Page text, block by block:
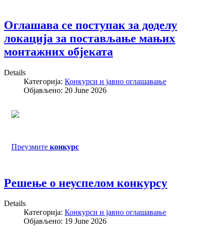
Оглашава се поступак за доделу
локација за постављање мањих
монтажних објеката
Details
Категорија: Конкурси и јавно оглашавање
Објављено: 20 June 2026
Преузмите конкурс
Решење о неуспелом конкурсу
Details
Категорија: Конкурси и јавно оглашавање
Објављено: 19 June 2026